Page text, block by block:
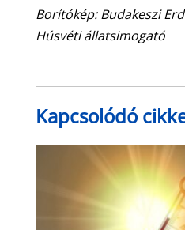
Borítókép: Budakeszi
Húsvéti állatsimogató
Kapcsolódó